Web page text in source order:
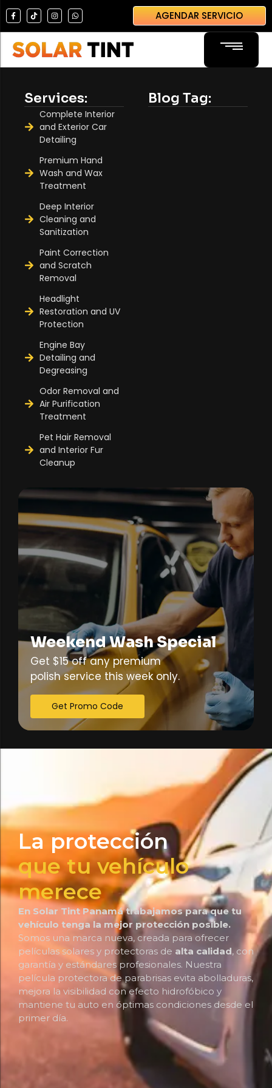
AGENDAR SERVICIO
Película Protectora de Parabrisas
Windows Film – Papel Ahumado
Lámina de Seguridad Antirrobos
Services:
Complete Interior
and Exterior Car
Detailing
Premium Hand
Wash and Wax
Treatment
Deep Interior
Cleaning and
Sanitization
Paint Correction
and Scratch
Removal
Headlight
Restoration and UV
Protection
Engine Bay
Detailing and
Degreasing
Odor Removal and
Air Purification
Treatment
Pet Hair Removal
and Interior Fur
Cleanup
Blog Tag:
Weekend Wash Special
Get $15 off any premium
polish service this week only.
Get Promo Code
La protección
que tu vehículo
merece
En Solar Tint Panamá trabajamos para que tu
vehículo tenga la mejor protección posible.
Somos una marca nueva, creada para ofrecer
películas solares y protectoras de alta calidad, con
garantía y estándares profesionales. Nuestra
película protectora de parabrisas evita abolladuras,
mejora la visibilidad con efecto hidrofóbico y
mantiene tu auto en óptimas condiciones desde el
primer día.